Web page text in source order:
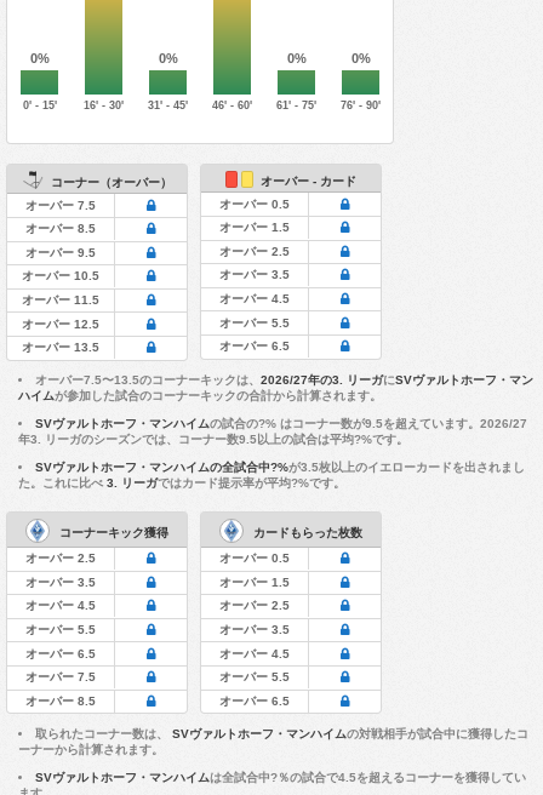
0% 0% 0% 0%
0' - 15' 16' - 30' 31' - 45' 46' - 60' 61' - 75' 76' - 90'
コーナー（オーバー）
オーバー 7.5
オーバー 8.5
オーバー 9.5
オーバー 10.5
オーバー 11.5
オーバー 12.5
オーバー 13.5
オーバー - カード
オーバー 0.5
オーバー 1.5
オーバー 2.5
オーバー 3.5
オーバー 4.5
オーバー 5.5
オーバー 6.5
オーバー7.5〜13.5のコーナーキックは、 2026/27年の3. リーガにSVヴァルトホーフ・マン
ハイムが参加した試合のコーナーキックの合計から計算されます。
SVヴァルトホーフ・マンハイムの試合の?% はコーナー数が9.5を超えています。2026/27
年3. リーガのシーズンでは、コーナー数9.5以上の試合は平均?%です。
SVヴァルトホーフ・マンハイムの全試合中?%が3.5枚以上のイエローカードを出されまし
た。これに比べ 3. リーガではカード提示率が平均?%です。
コーナーキック獲得
オーバー 2.5
オーバー 3.5
オーバー 4.5
オーバー 5.5
オーバー 6.5
オーバー 7.5
オーバー 8.5
カードもらった枚数
オーバー 0.5
オーバー 1.5
オーバー 2.5
オーバー 3.5
オーバー 4.5
オーバー 5.5
オーバー 6.5
取られたコーナー数は、 SVヴァルトホーフ・マンハイムの対戦相手が試合中に獲得したコ
ーナーから計算されます。
SVヴァルトホーフ・マンハイムは全試合中?％の試合で4.5を超えるコーナーを獲得してい